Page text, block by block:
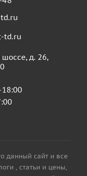
td.ru
д. 26,
данный сайт и все
, статьи и цены,